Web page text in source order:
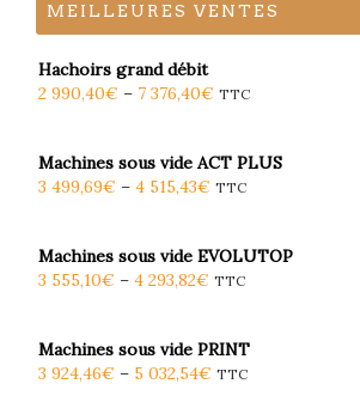
MEILLEURES VENTES
Hachoirs grand débit
2 990,40€ – 7 376,40€ TTC
Machines sous vide ACT PLUS
3 499,69€ – 4 515,43€ TTC
Machines sous vide EVOLUTOP
3 555,10€ – 4 293,82€ TTC
Machines sous vide PRINT
3 924,46€ – 5 032,54€ TTC